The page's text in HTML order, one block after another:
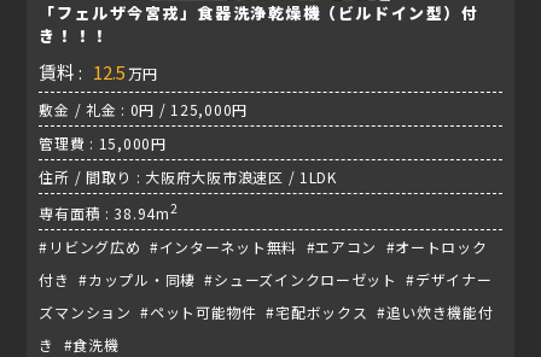
「フェルザ今宮戎」食器洗浄乾燥機（ビルドイン型）付
き！！！
賃料 : 12.5 万円
敷金 / 礼金 : 0円 / 125,000円
管理費 : 15,000円
住所 / 間取り : 大阪府大阪市浪速区 / 1LDK
専有面積 : 38.94m2
#リビング広め #インターネット無料 #エアコン #オートロック
付き #カップル・同棲 #シューズインクローゼット #デザイナー
ズマンション #ペット可能物件 #宅配ボックス #追い炊き機能付
き #食洗機